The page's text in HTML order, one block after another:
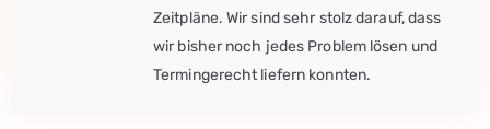
Zeitpläne. Wir sind sehr stolz darauf, dass
wir bisher noch jedes Problem lösen und
Termingerecht liefern konnten.